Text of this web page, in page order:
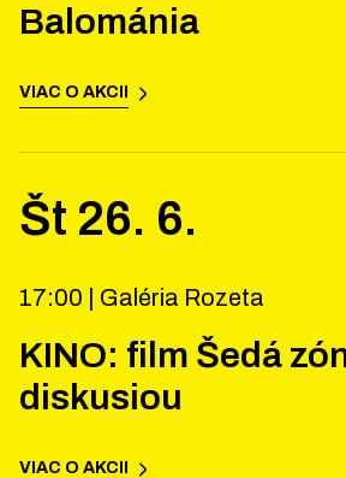
Balománia
VIAC O AKCII
Št 26. 6.
17:00 | Galéria Rozeta
KINO: film Šedá
diskusiou
VIAC O AKCII